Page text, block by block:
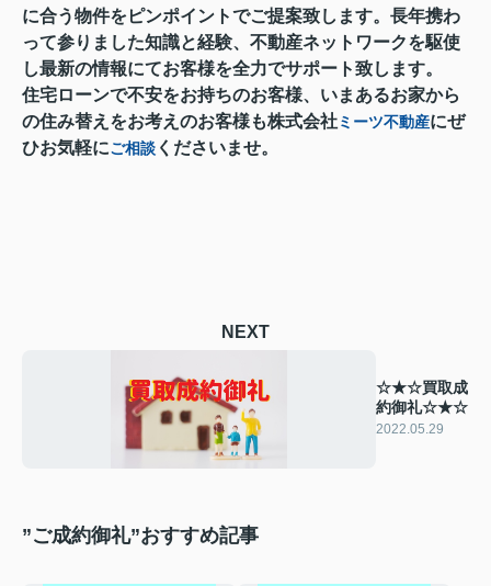
に合う物件をピンポイントでご提案致します。長年携わ
って参りました知識と経験、不動産ネットワークを駆使
し最新の情報にてお客様を全力でサポート致します。
住宅ローンで不安をお持ちのお客様、いまあるお家から
の住み替えをお考えのお客様も株式会社ミーツ不動産にぜ
ひお気軽にご相談 くださいませ。
NEXT
☆★☆買取成
約御礼☆★☆
2022.05.29
”ご成約御礼”おすすめ記事